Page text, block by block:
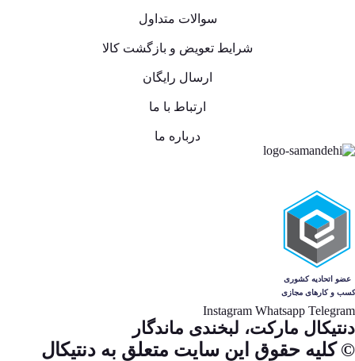
سوالات متداول
شرایط تعویض و بازگشت کالا
ارسال رایگان
ارتباط با ما
درباره ما
Telegram
Whatsapp
Instagram
دنتیکال مارکت، لبخندی ماندگار
© کلیه حقوق این سایت متعلق به دنتیکال